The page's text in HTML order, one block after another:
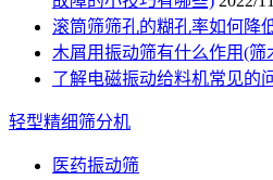
滚筒筛筛孔的糊孔率如何降
木屑用振动筛有什么作用(筛
了解电磁振动给料机常见的
轻型精细筛分机
医药振动筛